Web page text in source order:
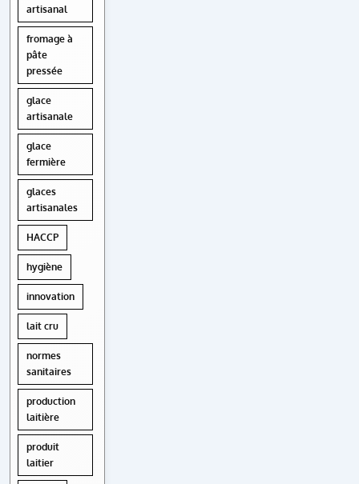
artisanal
fromage à
pâte
pressée
glace
artisanale
glace
fermière
glaces
artisanales
HACCP
hygiène
innovation
lait cru
normes
sanitaires
production
laitière
produit
laitier